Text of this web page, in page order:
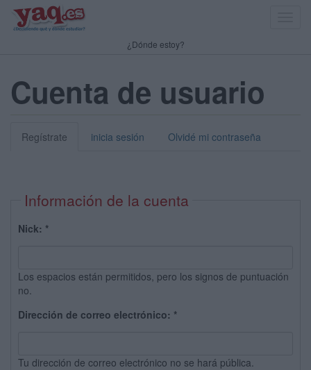
¿Dónde estoy?
Cuenta de usuario
Regístrate inicia sesión Olvidé mi contraseña
Información de la cuenta
Nick: *
Los espacios están permitidos, pero los signos de puntuación
no.
Dirección de correo electrónico: *
Tu dirección de correo electrónico no se hará pública.